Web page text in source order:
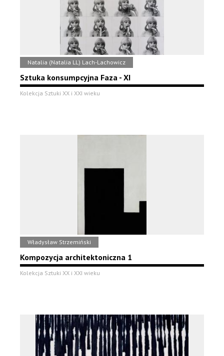
Natalia (Natalia LL) Lach-Lachowicz
Sztuka konsumpcyjna Faza - XI
Kolekcja Sztuki XX i XXI wieku
Władysław Strzemiński
Kompozycja architektoniczna 1
Kolekcja Sztuki XX i XXI wieku